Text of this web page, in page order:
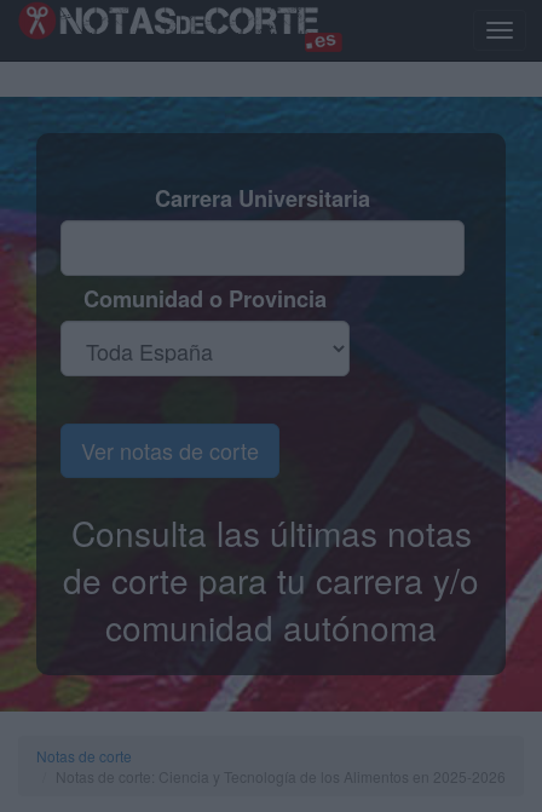
Pasar
Toggle
Carrera Universitaria
Comunidad o Provincia
Ver notas de corte
Consulta las últimas notas
de corte para tu carrera y/o
comunidad autónoma
Notas de corte